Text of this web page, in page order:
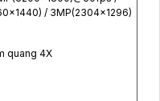
/ 3MP(2304x1296)
quang 4X